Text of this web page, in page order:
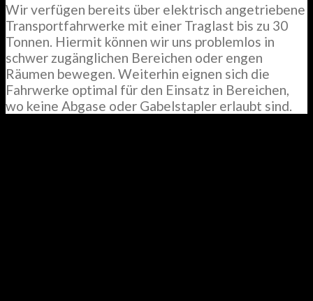
Wir verfügen bereits über elektrisch angetriebene
Transportfahrwerke mit einer Traglast bis zu 30
Tonnen. Hiermit können wir uns problemlos in
schwer zugänglichen Bereichen oder engen
Räumen bewegen. Weiterhin eignen sich die
Fahrwerke optimal für den Einsatz in Bereichen,
wo keine Abgase oder Gabelstapler erlaubt sind.